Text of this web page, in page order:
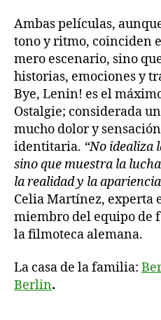
Ambas películas,
tono y ritmo, coinciden
mero escenario, sino
historias, emociones y
Bye, Lenin! es el
Ostalgie; considerada
mucho dolor y
identitaria. “No idealiza
sino que muestra la
la realidad y la
Celia Martínez, experta
miembro del equipo de
la filmoteca alemana.
La casa de la familia:
Berlin.